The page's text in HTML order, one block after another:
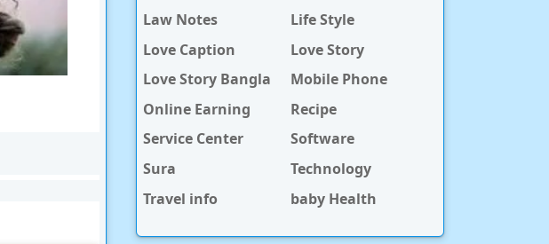
Law Notes
Life Style
Love Caption
Love Story
Love Story Bangla
Mobile Phone
Online Earning
Recipe
Service Center
Software
Sura
Technology
Travel info
baby Health